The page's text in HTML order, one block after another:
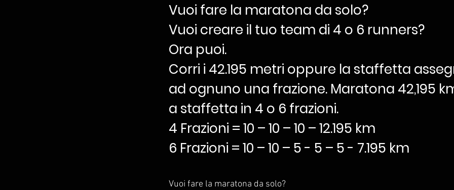
Vuoi fare la maratona da solo?
Vuoi creare il tuo team di 4 o 6 runners?
Ora puoi.
Corri i 42.195 metri oppure la staffetta
ad ognuno una frazione. Maratona 42,195
a staffetta in 4 o 6 frazioni.
4 Frazioni = 10 – 10 – 10 – 12.195 km
6 Frazioni = 10 – 10 – 5 - 5 – 5 - 7.195 km
Vuoi fare la maratona da solo?